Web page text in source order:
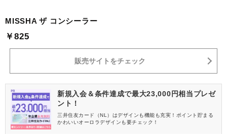
MISSHA ザ コンシーラー
￥825
販売サイトをチェック
新規入会＆条件達成で最大23,000円相当プレゼ
ント！
三井住友カード（NL）はデザインも機能も充実！ポイント貯まる
かわいいオーロラデザインも要チェック！